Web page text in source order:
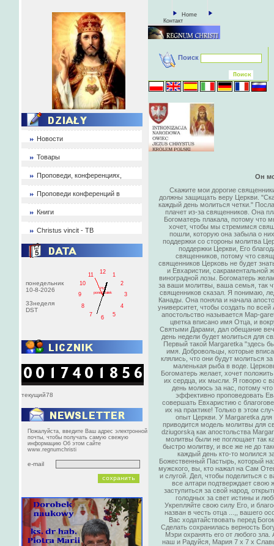
Новости
Товары
Проповеди, конференциях,
Проповеди конференций в
Книги
Christus vincit - ТВ
понедельник
10-8-2026
33неделя
DST
1
2
3
4
5
6
7
8
9
10
11
12
PM
poniedziałek
текущий78
Пожалуйста, введите Ваш адрес электронной
почты, чтобы получать самую свежую
информацию Об этом сайте
www.regnumchristi
e-mail
Home
Контакт
Поиск
Он
Скажите мои дорогие
должны защищать веру Церкви.
каждый день молиться четки."
плачет из-за священников. Она
Богоматерь плакала, потому что
хочет, чтобы мы стремимся
пошли, которую она забыла о
поддержки со стороны молитва
поддержки Церкви, Его
священников, потому что
священников Церковь не будет
и Евхаристии, сакраментальной
виноградной лозы. Богоматерь
за ваши молитвы, ваша семья, так
священников сказал. Я понимаю,
Канады. Она поняла и начала
университет, чтобы создать по
апостольство называется Мар-
цветка вписано имя Отца, и
Святыми Дарами, дал обещание
день недели будет молиться для
Первый такой Margaretka "здесь
имя. Добровольцы, которые
клялись, что они будут молиться
маленькая рыба в воде.
Богоматерь желает, хочет
их сердца, их мысли. Я говорю с
день молюсь за нас, потому
эффективно проповедовать
совершать Евхаристию с
их на практике! Только в этом
опыт Церкви. У Margaretka
приводится модель молитвы для
dziugorską как апостольства
молитвы были не поглощает так
быстро молитву, и все же не до
каждый день кто-то молился
Божественный Пастырь, который
мужского, вы, кто нажал на Сам
и слугой. Дел, чтобы поделиться с
все алтари подтверждает свою
заступиться за свой народ,
голодных за свет истины и
Укрепляйте свою силу Его, и
назван в честь отца ...,, вашего
Вас ходатайствовать перед
Сделать сохранилась верность
Мэри охранять его от любого
наш и Радуйся, Мария 7 х 7 х